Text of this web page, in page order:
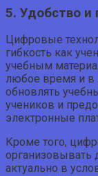
5. Удобство и
Цифровые
гибкость как
учебным
любое время и в
обновлять
учеников и
электронные
Кроме того,
организовывать
актуально в